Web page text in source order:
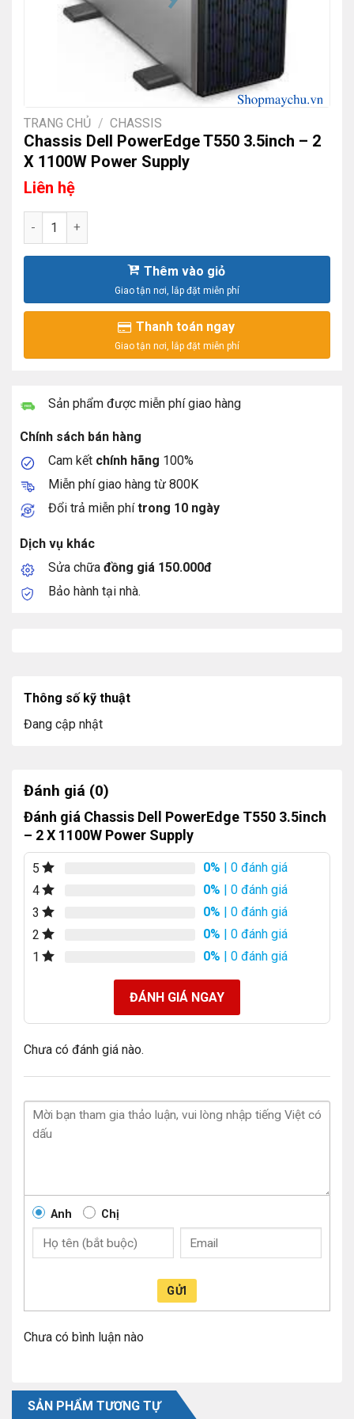
TRANG CHỦ / CHASSIS
Chassis Dell PowerEdge T550 3.5inch – 2
X 1100W Power Supply
Liên hệ
Chassis Dell PowerEdge T550 3.5inch - 2 X 1100W Power
Thêm vào giỏ
Thanh toán ngay
Sản phẩm được miễn phí giao hàng
Chính sách bán hàng
Cam kết chính hãng 100%
Miễn phí giao hàng từ 800K
Đổi trả miễn phítrong 10 ngày
Dịch vụ khác
Sửa chữa đồng giá 150.000đ
Bảo hành tại nhà.
Thông số kỹ thuật
Đang cập nhật
Đánh giá (0)
Đánh giá Chassis Dell PowerEdge T550 3.5inch
– 2 X 1100W Power Supply
5 0% | 0 đánh giá
4
0% | 0 đánh giá
3
0% | 0 đánh giá
2
0% | 0 đánh giá
1
0% | 0 đánh giá
ĐÁNH GIÁ NGAY
Chưa có đánh giá nào.
Anh Chị
GỬI
Chưa có bình luận nào
SẢN PHẨM TƯƠNG TỰ